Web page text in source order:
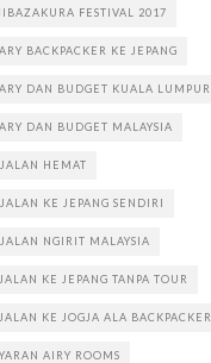
FESTIVAL 2017
BACKPACKER KE JEPANG
DAN BUDGET KUALA LUMPUR
DAN BUDGET MALAYSIA
HEMAT
KE JEPANG SENDIRI
NGIRIT MALAYSIA
KE JEPANG TANPA TOUR
KE JOGJA ALA BACKPACKER
AIRY ROOMS